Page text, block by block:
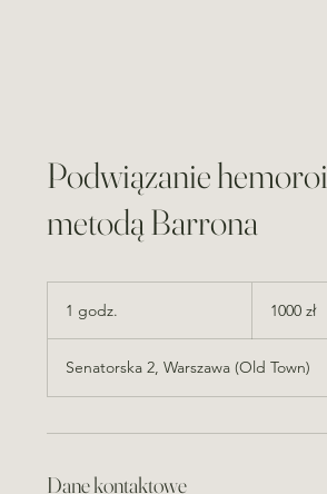
Podwiązanie
metodą Barrona
1 godz.
d
z
polskich
1000 zł
Senatorska 2, Warszawa (Old Town)
Dane kontaktowe